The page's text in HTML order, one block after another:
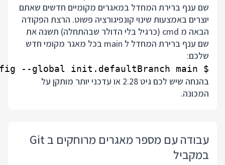
שם ענף ברירת המחדל במאגרים מקומיים חדשים שאתם
יוצרים באמצעות שינוי קונפיגורציה פשוט. הרצת הפקודה
הבאה מ cmd (כרגיל בלי הדולר שבהתחלה) תשנה את
שם ענף ברירת המחדל ל main בכל מאגר מקומי חדש
שלכם:
$ git config --global init.defaultBranch main
בהנחה שיש לכם גיט 2.28 או עדכני יותר מותקן על
המכונה.
עבודה עם מספר מאגרים מרוחקים ב Git
במקביל